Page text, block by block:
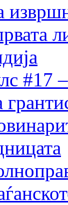
#17